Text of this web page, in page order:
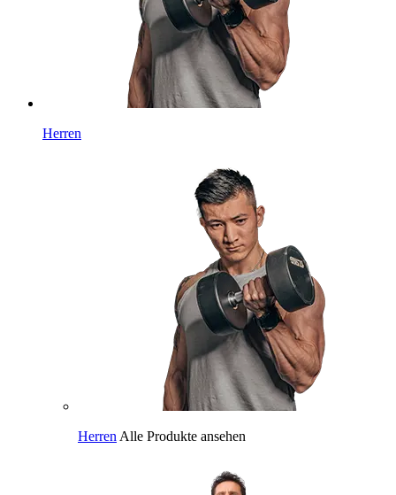
Herren
Herren Alle Produkte ansehen